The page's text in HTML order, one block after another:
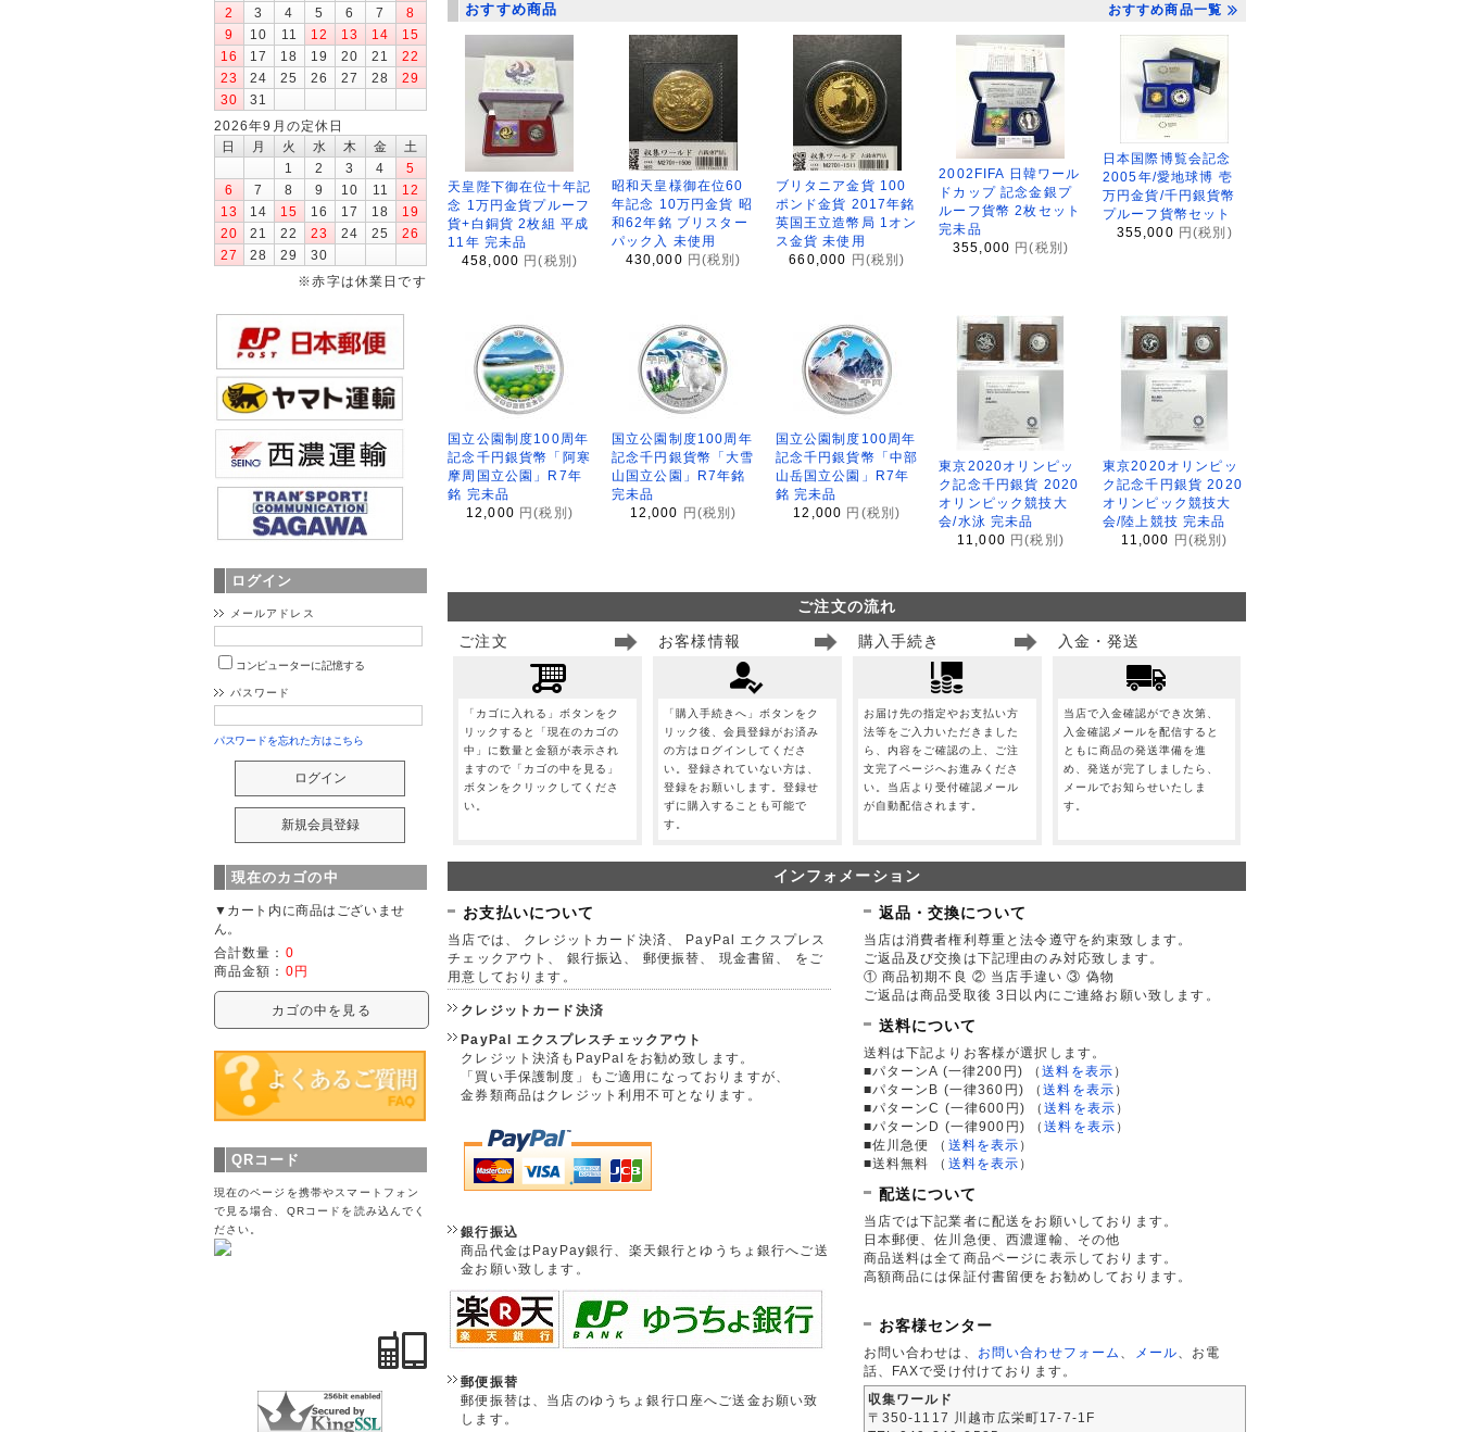
おすすめ商品 おすすめ商品一覧
天皇陛下御在位十年記
念 1万円金貨プルーフ
貨+白銅貨 2枚組 平成
11年 完未品
458,000 円(税別)
昭和天皇様御在位60
年記念 10万円金貨 昭
和62年銘 ブリスター
パック入 未使用
430,000 円(税別)
ブリタニア金貨 100
ポンド金貨 2017年銘
英国王立造幣局 1オン
ス金貨 未使用
660,000 円(税別)
2002FIFA 日韓ワール
ドカップ 記念金銀プ
ルーフ貨幣 2枚セット
完未品
355,000 円(税別)
日本国際博覧会記念
2005年/愛地球博 壱
万円金貨/千円銀貨幣
プルーフ貨幣セット
355,000 円(税別)
国立公園制度100周年
記念千円銀貨幣「阿寒
摩周国立公園」R7年
銘 完未品
12,000 円(税別)
国立公園制度100周年
記念千円銀貨幣「大雪
山国立公園」R7年銘
完未品
12,000
円(税別)
国立公園制度100周年
記念千円銀貨幣「中部
山岳国立公園」R7年
銘 完未品
12,000 円(税別)
東京2020オリンピッ
ク記念千円銀貨 2020
オリンピック競技大
会/水泳 完未品
11,000 円(税別)
東京2020オリンピッ
ク記念千円銀貨 2020
オリンピック競技大
会/陸上競技 完未品
11,000
円(税別)
ご注文の流れ
ご注文
「カゴに入れる」ボタンをク
リックすると「現在のカゴの
中」に数量と金額が表示され
ますので「カゴの中を見る」
ボタンをクリックしてくださ
い。
お客様情報
「購入手続きへ」ボタンをク
リック後、会員登録がお済み
の方はログインしてくださ
い。登録されていない方は、
登録をお願いします。登録せ
ずに購入することも可能で
す。
購入手続き
お届け先の指定やお支払い方
法等をご入力いただきました
ら、内容をご確認の上、ご注
文完了ページへお進みくださ
い。当店より受付確認メール
が自動配信されます。
入金・発送
当店で入金確認ができ次第、
入金確認メールを配信すると
ともに商品の発送準備を進
め、発送が完了しましたら、
メールでお知らせいたしま
す。
インフォメーション
お支払いについて
当店では、 クレジットカード決済、 PayPal エクスプレス
チェックアウト、 銀行振込、 郵便振替、 現金書留、 をご
用意しております。
クレジットカード決済
PayPal エクスプレスチェックアウト
クレジット決済もPayPalをお勧め致します。
「買い手保護制度」もご適用になっておりますが、
金券類商品はクレジット利用不可となります。
銀行振込
商品代金はPayPay銀行、楽天銀行とゆうちょ銀行へご送
金お願い致します。
郵便振替
郵便振替は、当店のゆうちょ銀行口座へご送金お願い致
します。
返品・交換について
当店は消費者権利尊重と法令遵守を約束致します。
ご返品及び交換は下記理由のみ対応致します。
① 商品初期不良 ② 当店手違い ③ 偽物
ご返品は商品受取後 3日以内にご連絡お願い致します。
送料について
送料は下記よりお客様が選択します。
■パターンA (一律200円)
（送料を表示 ）
■パターンB (一律360円)
（送料を表示 ）
■パターンC (一律600円)
（送料を表示 ）
■パターンD (一律900円)
（送料を表示 ）
■佐川急便
（ 送料を表示 ）
■送料無料
（ 送料を表示 ）
配送について
当店では下記業者に配送をお願いしております。
日本郵便、佐川急便、西濃運輸、その他
商品送料は全て商品ページに表示しております。
高額商品には保証付書留便をお勧めしております。
お客様センター
お問い合わせは、 お問い合わせフォーム メール 、お電
話、FAXで受け付けております。
収集ワールド
〒350-1117 川越市広栄町17-7-1F
2
3 4 5 6 7
8
9
10 11 12 13 14
15
16
17 18 19 20 21
22
23
24 25 26 27 28
29
30
31
2026年9月の定休日
日
月 火 水 木 金
土
1
2 3 4
5
6
7 8 9 10 11
12
13
14 15 16 17 18
19
20
21 22 23 24 25
26
27
28 29
30
※赤字は休業日です
ログイン
メールアドレス
コンピューターに記憶する
パスワード
パスワードを忘れた方はこちら
現在のカゴの中
▼カート内に商品はございませ
ん。
合計数量： 0
商品金額： 0円
カゴの中を見る
QRコード
現在のページを携帯やスマートフォン
で見る場合、QRコードを読み込んでく
ださい。